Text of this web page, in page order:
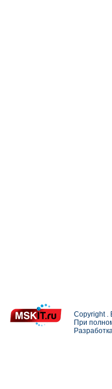
Copyright .
При